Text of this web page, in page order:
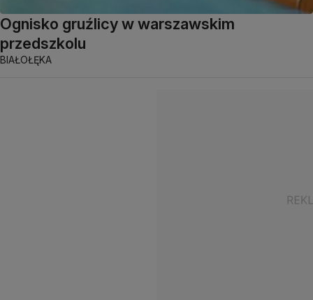
Ognisko gruźlicy w warszawskim
przedszkolu
BIAŁOŁĘKA